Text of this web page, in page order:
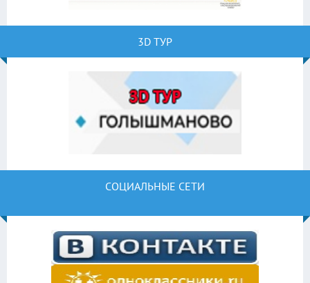
3D ТУР
СОЦИАЛЬНЫЕ СЕТИ